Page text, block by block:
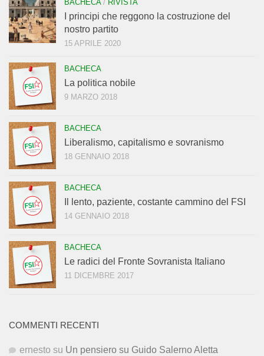
BACHECA/ RIVISTA
I principi che reggono la costruzione del
nostro partito
15 APRILE 2020
BACHECA
La politica nobile
9 MARZO 2018
BACHECA
Liberalismo, capitalismo e sovranismo
18 GENNAIO 2018
BACHECA
Il lento, paziente, costante cammino del FSI
14 GENNAIO 2018
BACHECA
Le radici del Fronte Sovranista Italiano
11 DICEMBRE 2017
COMMENTI RECENTI
ernesto su Un pensiero su Guido Salerno Aletta